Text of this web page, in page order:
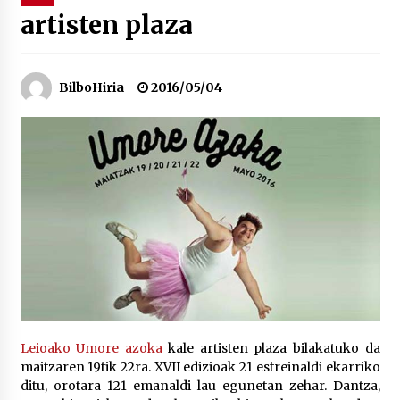
“Hiztegi bat” Gorka Urbizuk idatzitako letren
Bakaikuko barnetegitik gazteek egindako saio
berezia
2026/07/16
Tuba eta bonbardinoaren astea, Bilboko
Kontserbatorioan protagonista
2026/07/16
Auzoportala : 1×04 Auzofoniak
2026/07/15
Gaur abitua da Bilbao bbk live jaialdia
2026/07/09
artisten plaza
BilboHiria 2016/05/04
Leioako Umore azokakale artisten plaza bilakatuko da
maitzaren 19tik 22ra. XVII edizioak 21 estreinaldi ekarriko
ditu, orotara 121 emanaldi lau egunetan zehar. Dantza,